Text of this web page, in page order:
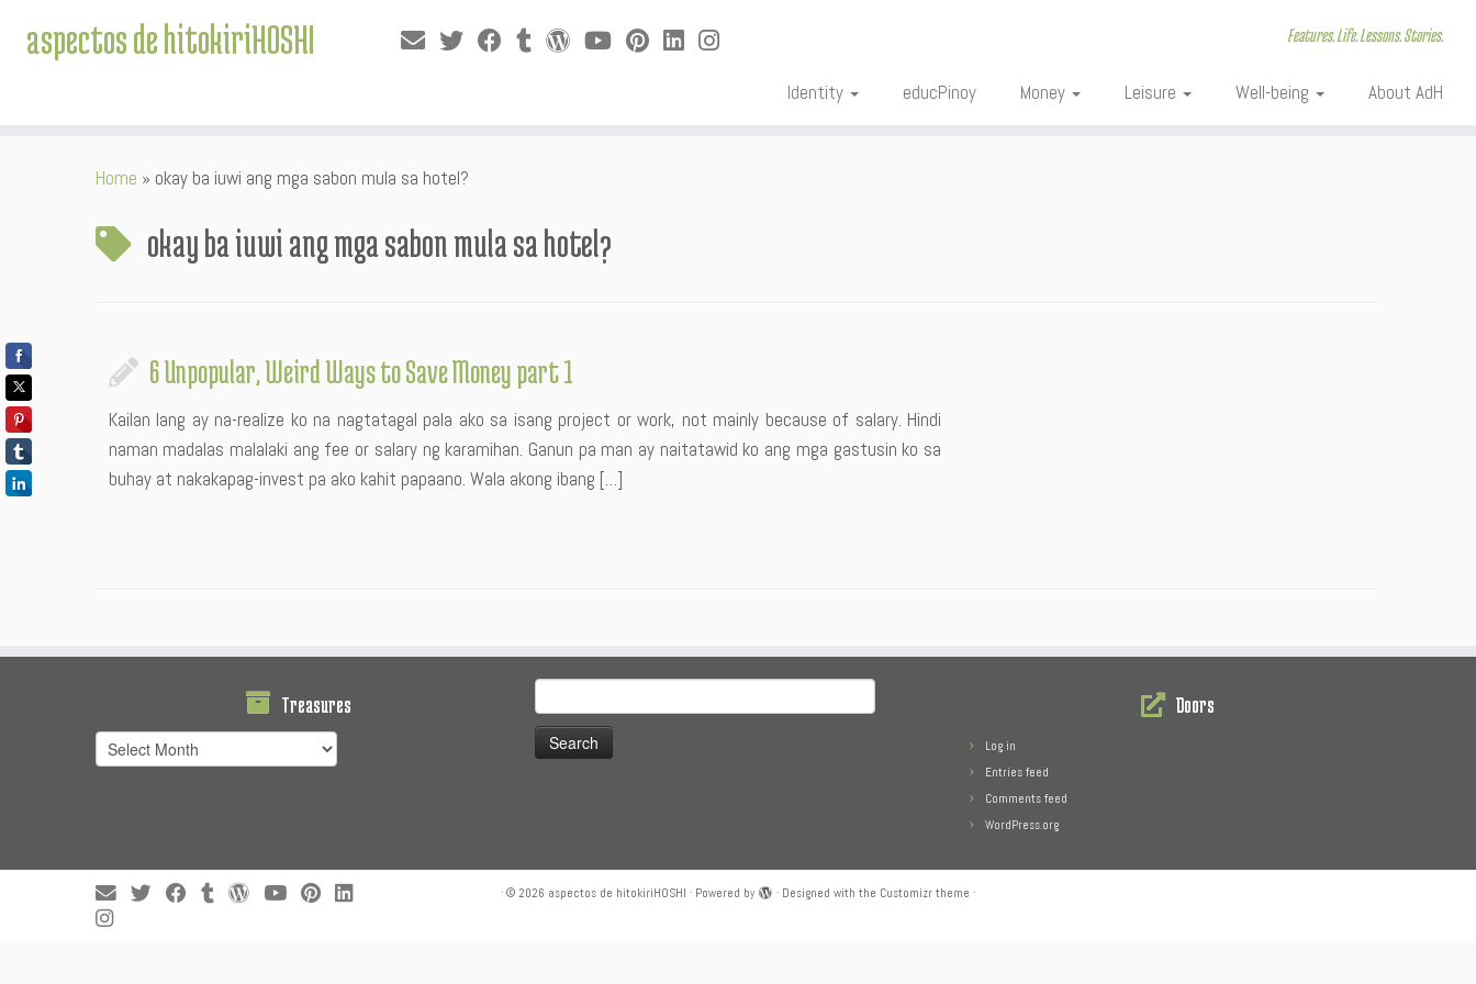
aspectos de hitokiriHOSHI Features. Life. Lessons. Stories.
Identity educPinoy Money Leisure Well-being About AdH
Home » okay ba iuwi ang mga sabon mula sa hotel?
okay ba iuwi ang mga sabon mula sa hotel?
6 Unpopular, Weird Ways to Save Money part 1
Kailan lang ay na-realize ko na nagtatagal pala ako sa isang project or work, not mainly because of salary. Hindi
naman madalas malalaki ang fee or salary ng karamihan. Ganun pa man ay naitatawid ko ang mga gastusin ko sa
buhay at nakakapag-invest pa ako kahit papaano. Wala akong ibang […]
Treasures
Treasures
for:
Doors
Log in
Entries feed
Comments feed
WordPress.org
· © 2026 aspectos de hitokiriHOSHI · Powered by · Designed with the Customizr theme ·